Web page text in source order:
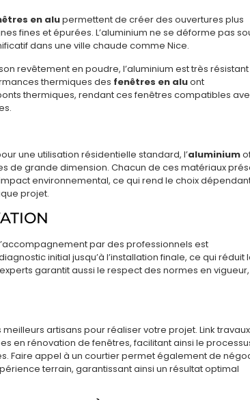
en alupermettent de créer des ouvertures plus
fines et épurées. L’aluminium ne se déforme pas
dans une ville chaude comme Nice.
revêtement en poudre, l’aluminium est très résistant
thermiques des fenêtres en aluont
thermiques, rendant ces fenêtres compatibles
une utilisation résidentielle standard, l’aluminium
de grande dimension. Chacun de ces matériaux
environnemental, ce qui rend le choix
projet.
par des professionnels est
initial jusqu’à l’installation finale, ce qui réduit
garantit aussi le respect des normes en vigueur,
artisans pour réaliser votre projet. Link
en rénovation de fenêtres, facilitant ainsi le
Faire appel à un courtier permet également de
terrain, garantissant ainsi un résultat optimal